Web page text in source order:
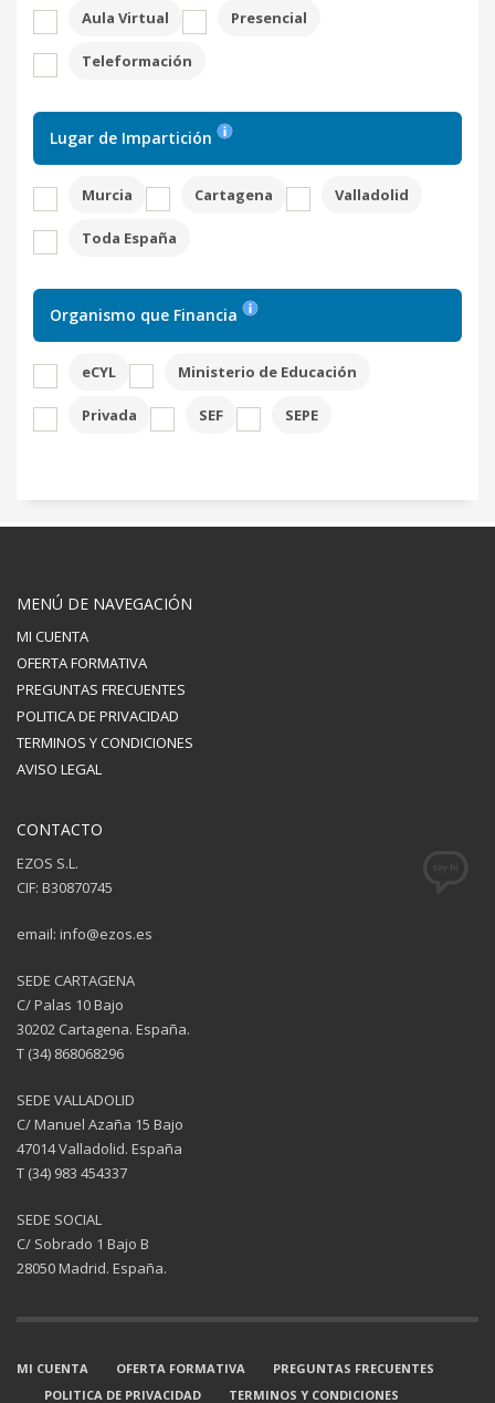
Aula Virtual Presencial
Teleformación
Lugar de Impartición
Murcia Cartagena Valladolid
Toda España
Organismo que Financia
eCYL Ministerio de Educación
Privada SEF SEPE
MENÚ DE NAVEGACIÓN
MI CUENTA
OFERTA FORMATIVA
PREGUNTAS FRECUENTES
POLITICA DE PRIVACIDAD
TERMINOS Y CONDICIONES
AVISO LEGAL
CONTACTO
EZOS S.L.
CIF: B30870745
email: info@ezos.es
SEDE CARTAGENA
C/ Palas 10 Bajo
30202 Cartagena. España.
T (34) 868068296
SEDE VALLADOLID
C/ Manuel Azaña 15 Bajo
47014 Valladolid. España
T (34) 983 454337
SEDE SOCIAL
C/ Sobrado 1 Bajo B
28050 Madrid. España.
MI CUENTA OFERTA FORMATIVA
PREGUNTAS FRECUENTES
POLITICA DE PRIVACIDAD
TERMINOS Y CONDICIONES